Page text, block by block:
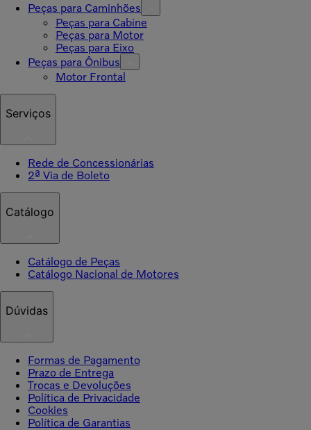
Peças para Caminhões
Peças para Cabine
Peças para Motor
Peças para Eixo
Peças para Ônibus
Motor Frontal
Serviços
Rede de Concessionárias
2ª Via de Boleto
Catálogo
Catálogo de Peças
Catálogo Nacional de Motores
Dúvidas
Formas de Pagamento
Prazo de Entrega
Trocas e Devoluções
Política de Privacidade
Cookies
Política de Garantias